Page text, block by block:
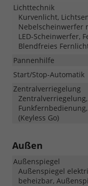
Lichttechnik
Kurvenlicht,
Nebelscheinwerfer
LED-Scheinwerfer,
Blendfreies
Pannenhilfe
Start/Stop-Automatik
Zentralverriegelung
(Keyless Go)
Außen
Außenspiegel
Außenspiegel
beheizbar,